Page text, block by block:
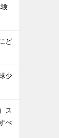
ど
少
ス
べ